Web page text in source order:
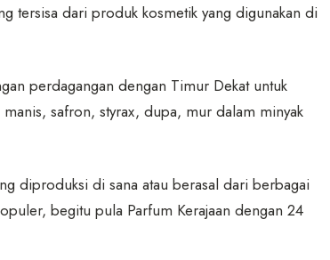
tersisa dari produk kosmetik yang digunakan di
perdagangan dengan Timur Dekat untuk
safron, styrax, dupa, mur dalam minyak
diproduksi di sana atau berasal dari berbagai
begitu pula Parfum Kerajaan dengan 24